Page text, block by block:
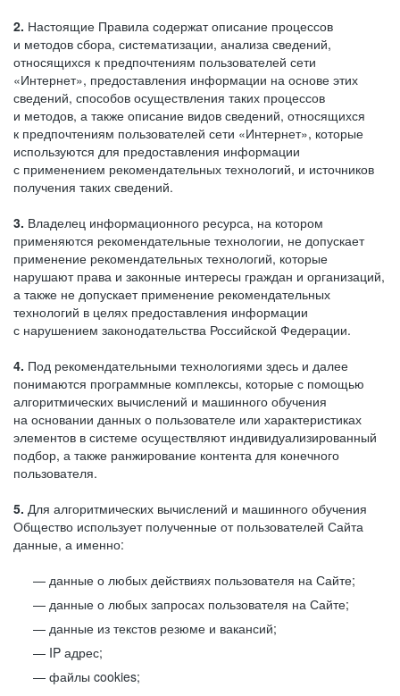
2. Настоящие Правила содержат описание процессов
и методов сбора, систематизации, анализа сведений,
относящихся к предпочтениям пользователей сети
«Интернет», предоставления информации на основе этих
сведений, способов осуществления таких процессов
и методов, а также описание видов сведений, относящихся
к предпочтениям пользователей сети «Интернет», которые
используются для предоставления информации
с применением рекомендательных технологий, и источников
получения таких сведений.
3. Владелец информационного ресурса, на котором
применяются рекомендательные технологии, не допускает
применение рекомендательных технологий, которые
нарушают права и законные интересы граждан и организаций,
а также не допускает применение рекомендательных
технологий в целях предоставления информации
с нарушением законодательства Российской Федерации.
4. Под рекомендательными технологиями здесь и далее
понимаются программные комплексы, которые с помощью
алгоритмических вычислений и машинного обучения
на основании данных о пользователе или характеристиках
элементов в системе осуществляют индивидуализированный
подбор, а также ранжирование контента для конечного
пользователя.
5. Для алгоритмических вычислений и машинного обучения
Общество использует полученные от пользователей Сайта
данные, а именно:
данные о любых действиях пользователя на Сайте;
данные о любых запросах пользователя на Сайте;
данные из текстов резюме и вакансий;
IP адрес;
файлы cookies;